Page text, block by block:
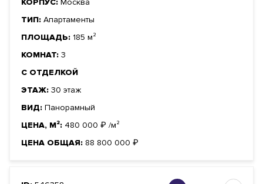
КОРПУС: Москва
ТИП: Апартаменты
ПЛОЩАДЬ: 185 м²
КОМНАТ: 3
С ОТДЕЛКОЙ
ЭТАЖ: 30 этаж
ВИД: Панорамный
ЦЕНА, М²: 480 000 ₽ /м²
ЦЕНА ОБЩАЯ: 88 800 000 ₽